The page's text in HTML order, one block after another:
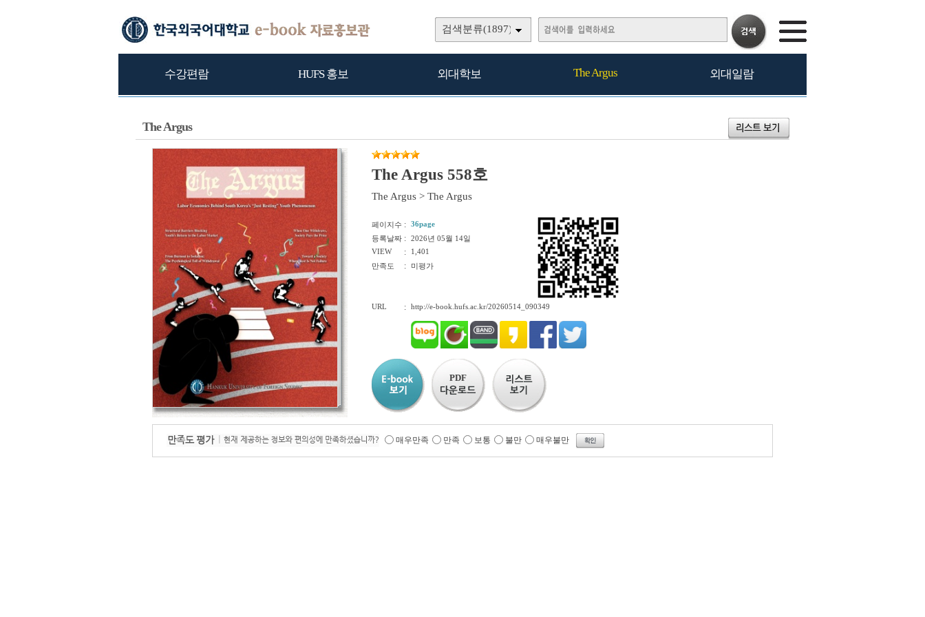
검색분류(1897)
수강편람 HUFS 홍보 외대학보 The Argus 외대일람
The Argus
The Argus 558호
The Argus > The Argus
페이지수 :
36page
등록날짜 :
2026년 05월 14일
VIEW
:
1,401
만족도
: 미평가
URL : http://e-book.hufs.ac.kr/20260514_090349
PDF
매우만족 만족 보통 불만 매우불만